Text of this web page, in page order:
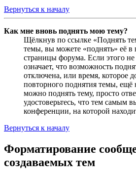
Вернуться к началу
Как мне вновь поднять мою тему?
Щёлкнув по ссылке «Поднять
темы, вы можете «поднять» её в
страницы форума. Если этого не
означает, что возможность
отключена, или время, которое
повторного поднятия темы,
можно поднять тему, просто
удостоверьтесь, что тем самым
конференции, на которой
Вернуться к началу
Форматирование
создаваемых тем